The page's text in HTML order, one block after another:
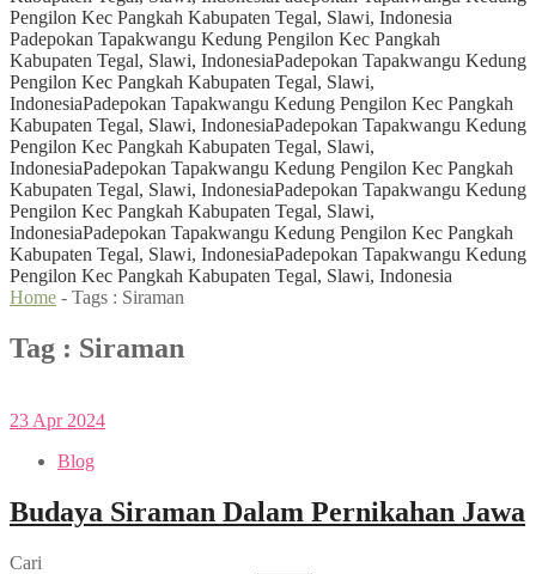
Pengilon Kec Pangkah Kabupaten Tegal, Slawi, Indonesia
Padepokan Tapakwangu Kedung Pengilon Kec Pangkah
Kabupaten Tegal, Slawi, IndonesiaPadepokan Tapakwangu Kedung
Pengilon Kec Pangkah Kabupaten Tegal, Slawi,
IndonesiaPadepokan Tapakwangu Kedung Pengilon Kec Pangkah
Kabupaten Tegal, Slawi, IndonesiaPadepokan Tapakwangu Kedung
Pengilon Kec Pangkah Kabupaten Tegal, Slawi,
IndonesiaPadepokan Tapakwangu Kedung Pengilon Kec Pangkah
Kabupaten Tegal, Slawi, IndonesiaPadepokan Tapakwangu Kedung
Pengilon Kec Pangkah Kabupaten Tegal, Slawi,
IndonesiaPadepokan Tapakwangu Kedung Pengilon Kec Pangkah
Kabupaten Tegal, Slawi, IndonesiaPadepokan Tapakwangu Kedung
Pengilon Kec Pangkah Kabupaten Tegal, Slawi, Indonesia
Home - Tags : Siraman
Tag : Siraman
23 Apr 2024
Blog
Budaya Siraman Dalam Pernikahan Jawa
Cari